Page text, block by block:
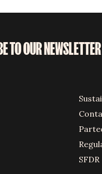
TO OUR NEWSLETTER
SFDR